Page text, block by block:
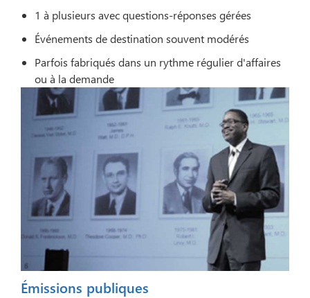
1 à plusieurs avec questions-réponses gérées
Événements de destination souvent modérés
Parfois fabriqués dans un rythme régulier d'affaires
ou à la demande
Émissions publiques